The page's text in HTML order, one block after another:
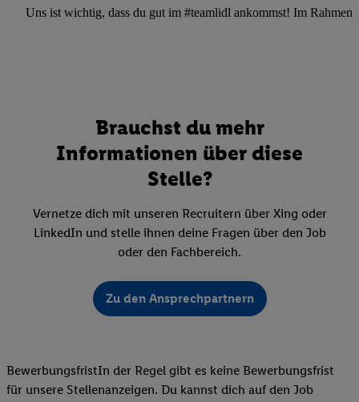
Uns ist wichtig, dass du gut im #teamlidl ankommst! Im Rahmen
Brauchst du mehr
Informationen über diese
Stelle?
Vernetze dich mit unseren Recruitern über Xing oder
LinkedIn und stelle ihnen deine Fragen über den Job
oder den Fachbereich.
Zu den Ansprechpartnern
BewerbungsfristIn der Regel gibt es keine Bewerbungsfrist
für unsere Stellenanzeigen. Du kannst dich auf den Job